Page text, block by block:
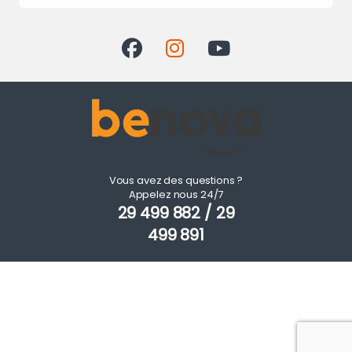
Vous avez des questions ?
Appelez nous 24/7
29 499 882 / 29
499 891